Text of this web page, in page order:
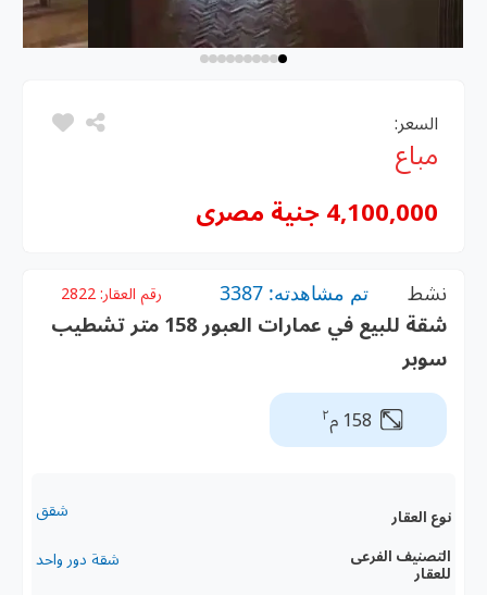
السعر:
مباع
4,100,000 جنية مصرى
نشط تم مشاهدته: 3387 رقم العقار: 2822
شقة للبيع في عمارات العبور 158 متر تشطيب
سوبر
158 م ٢
نوع العقار شقق
التصنيف الفرعى
للعقار
شقة دور واحد